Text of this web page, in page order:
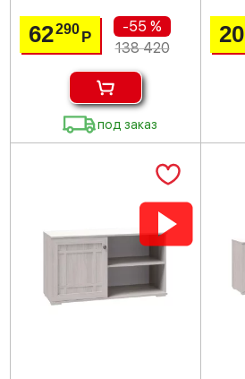
62290Р
-55 %
138 420
под заказ
20